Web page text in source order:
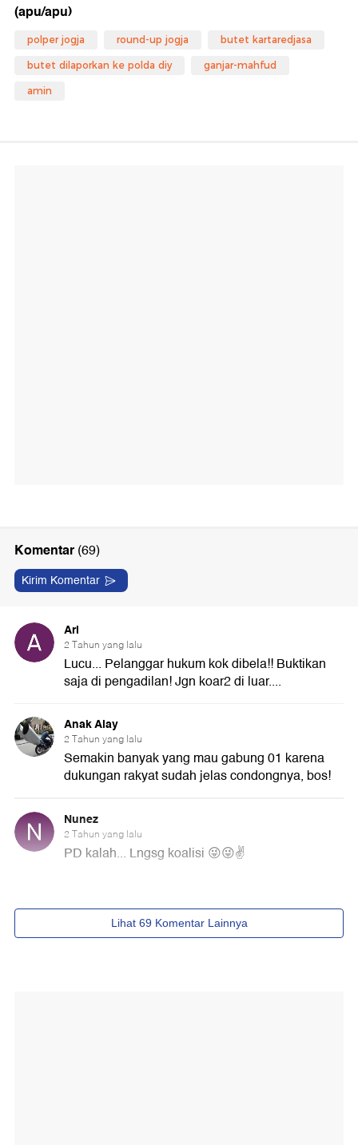
(apu/apu)
polper jogja round-up jogja butet kartaredjasa
butet dilaporkan ke polda diy ganjar-mahfud
amin